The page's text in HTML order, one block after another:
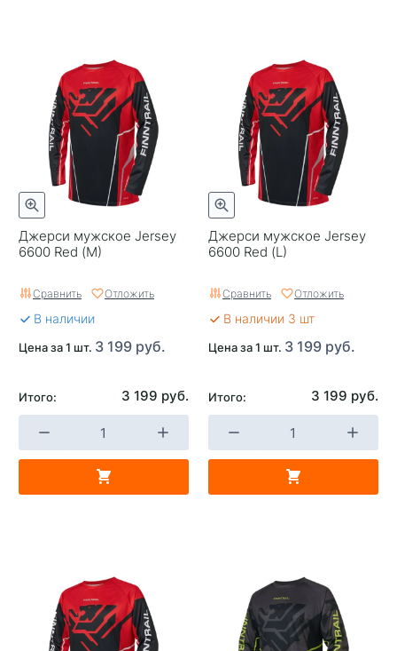
Джерси мужское Jersey
6600 Red (M)
Сравнить Отложить
В наличии
Цена за 1 шт. 3 199 руб.
Итого: 3 199 руб.
Джерси мужское Jersey
6600 Red (L)
Сравнить Отложить
В наличии 3 шт
Цена за 1 шт. 3 199 руб.
Итого: 3 199 руб.